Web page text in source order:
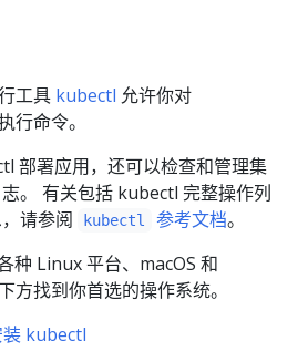
工具 kubectl 允许你对
行命令。
部署应用，还可以检查和管理集
。 有关包括 kubectl 完整操作列
请参阅
kubectl 参考文档。
种 Linux 平台、macOS 和
方找到你首选的操作系统。
kubectl